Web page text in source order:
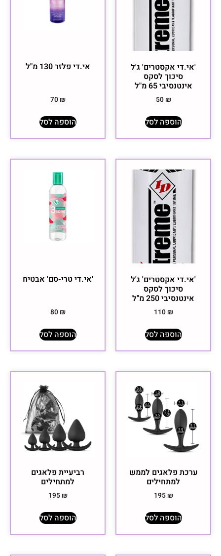
'אי.די אקסטרים' ג'ל
סיכוך לסקס
אינטנסיבי 65 מ"ל
50 ₪
הוספה לסל
אי.די פלזר ‏130 מ"ל
70 ₪
הוספה לסל
'אי.די אקסטרים' ג'ל
סיכוך לסקס
אינטנסיבי 250 מ"ל
110 ₪
הוספה לסל
'אי.די טרי-סם' אבטיח
80 ₪
הוספה לסל
ערכת פלאגים לממש
למתחילים
195 ₪
הוספה לסל
רביעיית פלאגים
למתחילים
195 ₪
הוספה לסל